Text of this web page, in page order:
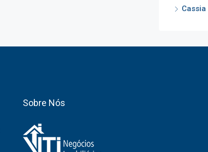
Cassia
Sobre Nós